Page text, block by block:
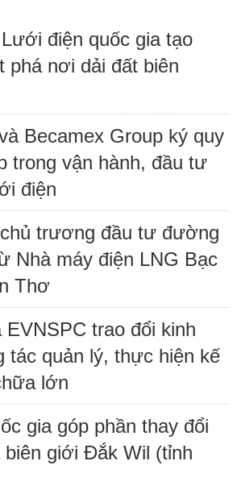
điện quốc gia tạo
phá nơi dải đất biên
Becamex Group ký quy
trong vận hành, đầu tư
điện
trương đầu tư đường
Nhà máy điện LNG Bạc
Thơ
EVNSPC trao đổi kinh
tác quản lý, thực hiện kế
lớn
gia góp phần thay đổi
biên giới Đắk Wil (tỉnh